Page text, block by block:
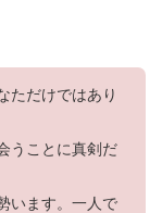
ただけではあり
うことに真剣だ
います。一人で